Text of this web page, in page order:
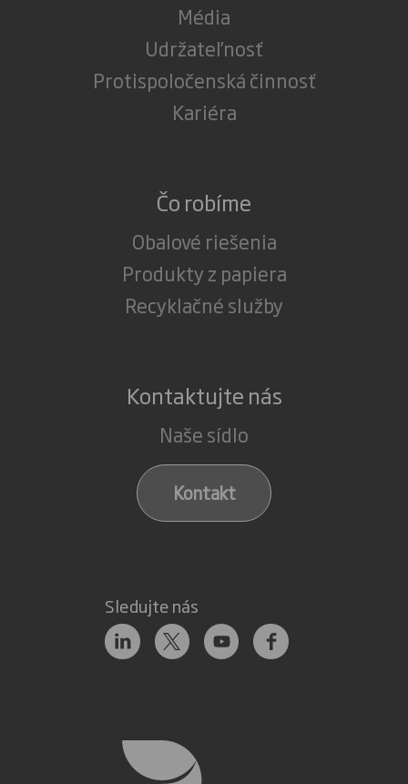
Média
Udržateľnosť
Protispoločenská činnosť
Kariéra
Čo robíme
Obalové riešenia
Produkty z papiera
Recyklačné služby
Kontaktujte nás
Naše sídlo
Kontakt
Sledujte nás